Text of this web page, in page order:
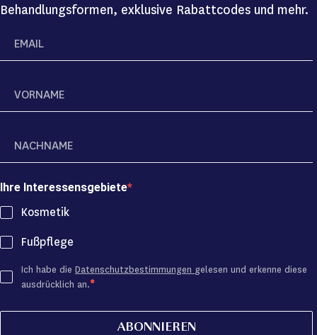
Behandlungsformen, exklusive Rabattcodes und mehr.
Ihre Interessensgebiete
Kosmetik
Fußpflege
Ich habe die Datenschutzbestimmungen gelesen und erkenne diese
ausdrücklich an.
ABONNIEREN